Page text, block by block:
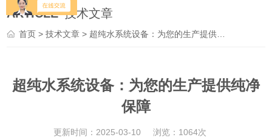
ARTICLE 技术文章
首页 >技术文章 > 超纯水系统设备：为您的生产提供纯净保障
超纯水系统设备：为您的生产提供纯净
保障
更新时间：2025-03-10 浏览：1064次